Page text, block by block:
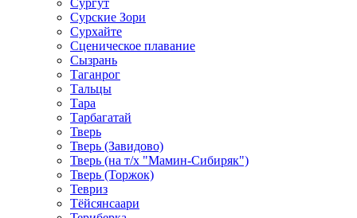
Сургут
Сурские Зори
Сурхайте
Сценическое плавание
Сызрань
Таганрог
Тальцы
Тара
Тарбагатай
Тверь
Тверь (Завидово)
Тверь (на т/х "Мамин-Сибиряк")
Тверь (Торжок)
Тевриз
Тёйсянсаари